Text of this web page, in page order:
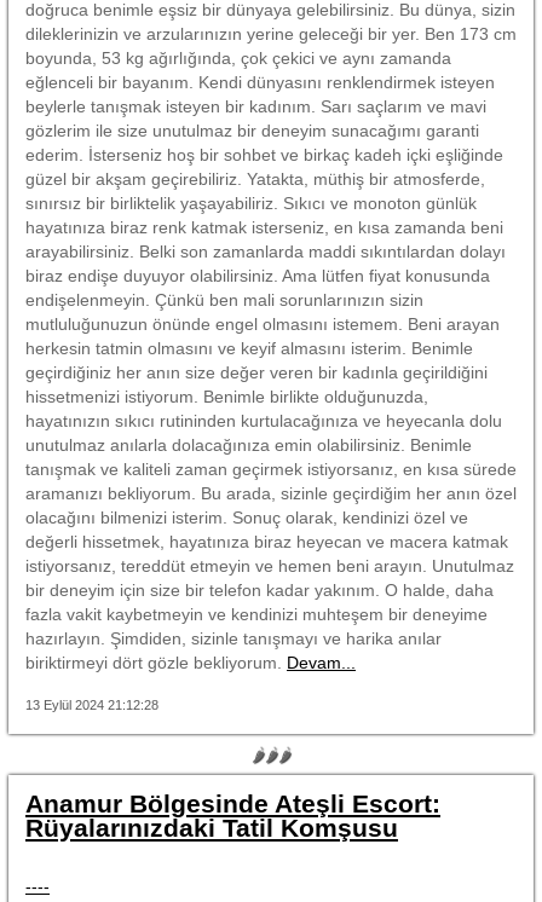
doğruca benimle eşsiz bir dünyaya gelebilirsiniz. Bu dünya, sizin
dileklerinizin ve arzularınızın yerine geleceği bir yer. Ben 173 cm
boyunda, 53 kg ağırlığında, çok çekici ve aynı zamanda
eğlenceli bir bayanım. Kendi dünyasını renklendirmek isteyen
beylerle tanışmak isteyen bir kadınım. Sarı saçlarım ve mavi
gözlerim ile size unutulmaz bir deneyim sunacağımı garanti
ederim. İsterseniz hoş bir sohbet ve birkaç kadeh içki eşliğinde
güzel bir akşam geçirebiliriz. Yatakta, müthiş bir atmosferde,
sınırsız bir birliktelik yaşayabiliriz. Sıkıcı ve monoton günlük
hayatınıza biraz renk katmak isterseniz, en kısa zamanda beni
arayabilirsiniz. Belki son zamanlarda maddi sıkıntılardan dolayı
biraz endişe duyuyor olabilirsiniz. Ama lütfen fiyat konusunda
endişelenmeyin. Çünkü ben mali sorunlarınızın sizin
mutluluğunuzun önünde engel olmasını istemem. Beni arayan
herkesin tatmin olmasını ve keyif almasını isterim. Benimle
geçirdiğiniz her anın size değer veren bir kadınla geçirildiğini
hissetmenizi istiyorum. Benimle birlikte olduğunuzda,
hayatınızın sıkıcı rutininden kurtulacağınıza ve heyecanla dolu
unutulmaz anılarla dolacağınıza emin olabilirsiniz. Benimle
tanışmak ve kaliteli zaman geçirmek istiyorsanız, en kısa sürede
aramanızı bekliyorum. Bu arada, sizinle geçirdiğim her anın özel
olacağını bilmenizi isterim. Sonuç olarak, kendinizi özel ve
değerli hissetmek, hayatınıza biraz heyecan ve macera katmak
istiyorsanız, tereddüt etmeyin ve hemen beni arayın. Unutulmaz
bir deneyim için size bir telefon kadar yakınım. O halde, daha
fazla vakit kaybetmeyin ve kendinizi muhteşem bir deneyime
hazırlayın. Şimdiden, sizinle tanışmayı ve harika anılar
biriktirmeyi dört gözle bekliyorum. Devam...
13 Eylül 2024 21:12:28
🌶🌶🌶
Anamur Bölgesinde Ateşli Escort:
Rüyalarınızdaki Tatil Komşusu
----